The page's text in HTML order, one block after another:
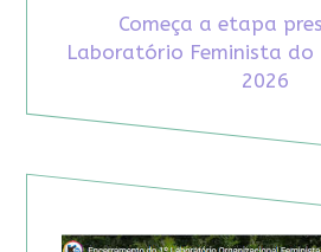
Começa a etapa
Laboratório Feminista do
2026